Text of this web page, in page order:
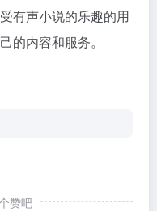
有声小说的乐趣的用
的内容和服务。
赞吧